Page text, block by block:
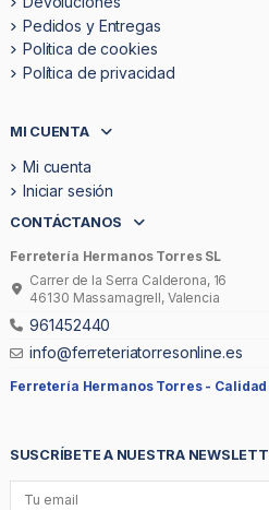
Pedidos y Entregas
Politica de cookies
Política de privacidad
MI CUENTA
Mi cuenta
Iniciar sesión
CONTÁCTANOS
Ferretería Hermanos Torres SL
Carrer de la Serra Calderona, 16
46130 Massamagrell, Valencia
961452440
info@ferreteriatorresonline.es
Ferretería Hermanos Torres -
SUSCRÍBETE A NUESTRA